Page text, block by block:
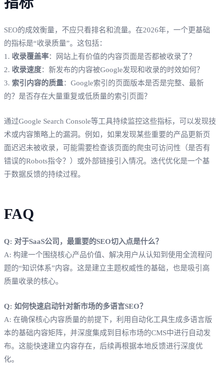
SEO的成效衡量，不应只看排名和流量。在2026年，一个更基础
的指标是“收录质量”。这包括：
1. 收录覆盖率：网站上有价值的内容页面是否都被收录了？
2. 收录速度：新发布的内容被Google发现和收录的时效如何？
3. 索引内容的质量：Google索引的页面版本是否是完整、最新
的？是否存在大量重复或低质量的索引页面？
通过Google Search Console等工具持续监控这些指标，可以发现技
术或内容策略上的漏洞。例如，如果发现某些重要的产品更新页
面迟迟未被收录，可能需要检查该页面的爬虫可访问性（是否有
错误的Robots指令？）或外部链接引入情况。迭代优化是一个基
于数据反馈的持续过程。
FAQ
Q: 对于SaaS公司，最重要的SEO切入点是什么？
A: 构建一个围绕核心产品价值、解决用户从认知到使用全流程问
题的“知识体系”内容。这是建立主题权威性的基础，也是吸引高
质量收录的核心。
Q: 如何快速启动针对新市场的多语言SEO？
A: 在确保核心内容质量的前提下，利用自动化工具生成多语言版
本的基础内容矩阵，并深度集成到目标市场的CMS中进行自动发
布。这能快速建立内容存在，后续再根据本地反馈进行深度优
化。